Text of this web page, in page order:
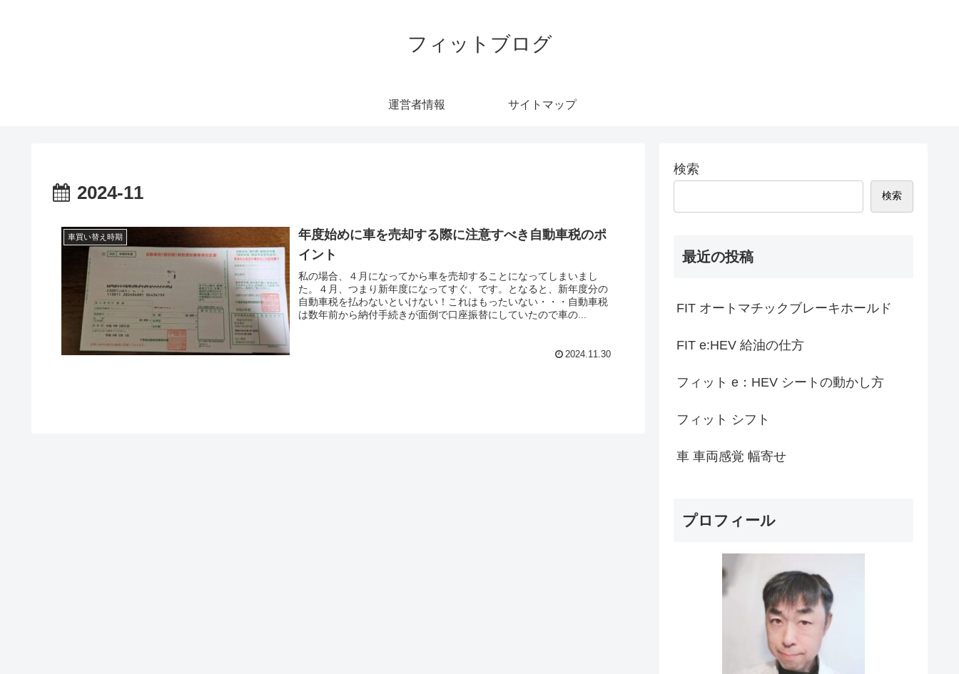
フィットブログ
運営者情報 サイトマップ
2024-11
車買い替え時期
年度始めに車を売却する際に注意すべき自動車税のポ
イント
私の場合、４月になってから車を売却することになってしまいまし
た。４月、つまり新年度になってすぐ、です。となると、新年度分の
自動車税を払わないといけない！これはもったいない・・・自動車税
は数年前から納付手続きが面倒で口座振替にしていたので車の...
2024.11.30
検索
検索
最近の投稿
FIT オートマチックブレーキホールド
FIT e:HEV 給油の仕方
フィット e：HEV シートの動かし方
フィット シフト
車 車両感覚 幅寄せ
プロフィール